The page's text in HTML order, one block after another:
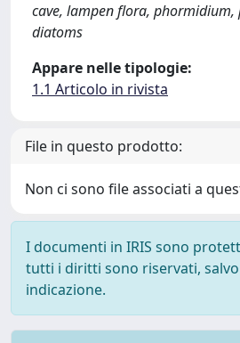
cave, lampen flora, phormidium,
diatoms
Appare nelle tipologie:
1.1 Articolo in rivista
File in questo prodotto:
Non ci sono file associati a
I documenti in IRIS sono
tutti i diritti sono riservati,
indicazione.